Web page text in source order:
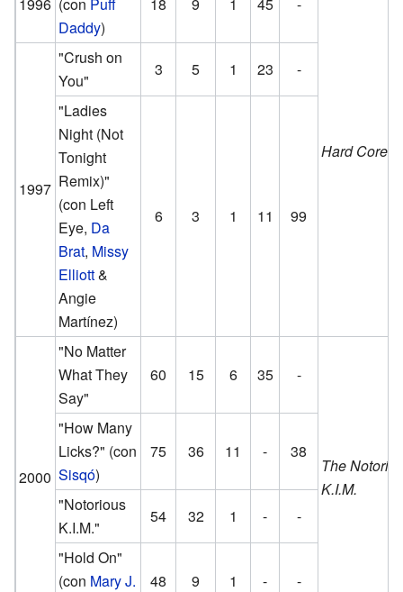
Daddy)
Hard Core
1997
"Crush on
You"
3 5 1 23
-
"Ladies
Night (Not
Tonight
Remix)"
(con Left
Eye, Da
Brat, Missy
Elliott&
Angie
Martínez)
6 3 1 11 99
2000
"No Matter
What They
Say"
60 15 6 35 -
The
K.I.M.
"How Many
Licks?" (con
Sisqó)
75 36 11 - 38
"Notorious
K.I.M."
54 32 1 -
-
"Hold On"
(con Mary J.
48 9 1 - -